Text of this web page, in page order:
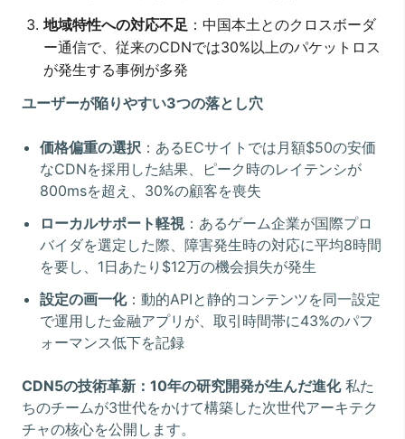
地域特性への対応不足 ：中国本土とのクロスボーダ
ー通信で、従来のCDNでは30%以上のパケットロス
が発生する事例が多発
ユーザーが陥りやすい3つの落とし穴
価格偏重の選択 ：あるECサイトでは月額$50の安価
なCDNを採用した結果、ピーク時のレイテンシが
800msを超え、30%の顧客を喪失
ローカルサポート軽視 ：あるゲーム企業が国際プロ
バイダを選定した際、障害発生時の対応に平均8時間
を要し、1日あたり$12万の機会損失が発生
設定の画一化：動的APIと静的コンテンツを同一設定
で運用した金融アプリが、取引時間帯に43%のパフ
ォーマンス低下を記録
CDN5の技術革新：10年の研究開発が生んだ進化私た
ちのチームが3世代をかけて構築した次世代アーキテク
チャの核心を公開します。